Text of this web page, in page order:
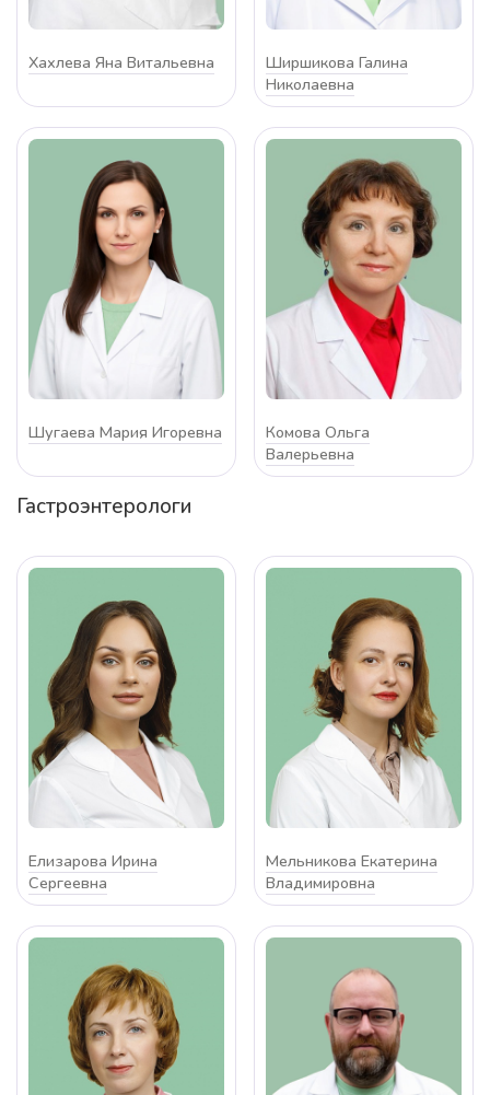
Хахлева Яна Витальевна
Ширшикова Галина
Николаевна
Шугаева Мария Игоревна
Комова Ольга
Валерьевна
Гастроэнтерологи
Елизарова Ирина
Сергеевна
Мельникова Екатерина
Владимировна